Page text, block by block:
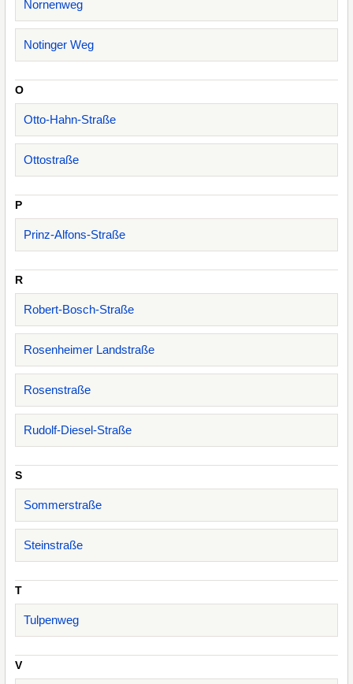
Nornenweg
Notinger Weg
O
Otto-Hahn-Straße
Ottostraße
P
Prinz-Alfons-Straße
R
Robert-Bosch-Straße
Rosenheimer Landstraße
Rosenstraße
Rudolf-Diesel-Straße
S
Sommerstraße
Steinstraße
T
Tulpenweg
V